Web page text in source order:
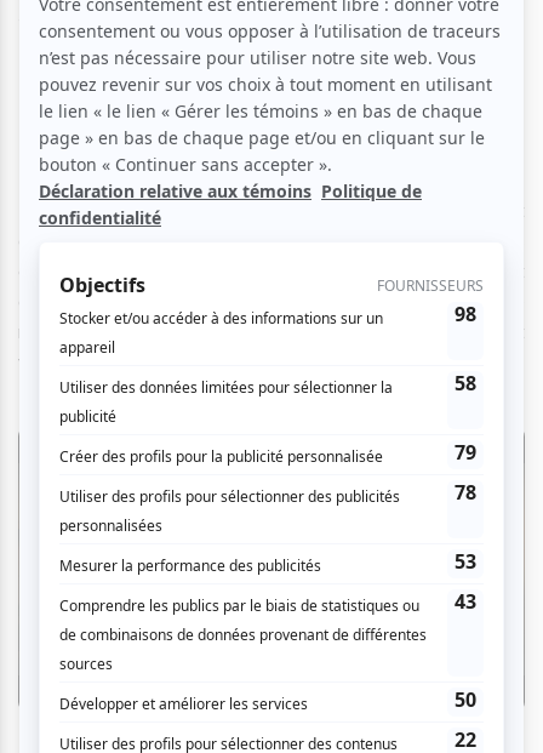
silence.
Un huis clos entre sœurs, fissuré de partout
Dès les premières minutes, le ton est donné : on sait
affaiblie par un cancer incurable. Anna le sait ; puisqu’elle
ne peut pas choisir sa vie, elle souhaite choisir sa mort et
veut partir selon ses conditions.